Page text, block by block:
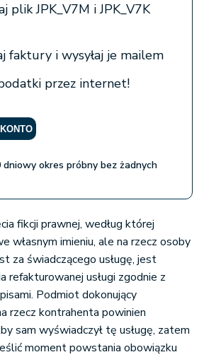
plik JPK_V7M i JPK_V7K
faktury i wysyłaj je mailem
przez internet!
dniowy okres próbny bez żadnych
fikcji prawnej, według której
własnym imieniu, ale na rzecz osoby
za świadczącego usługę, jest
refakturowanej usługi zgodnie z
Podmiot dokonujący
rzecz kontrahenta powinien
sam wyświadczył tę usługę, zatem
moment powstania obowiązku